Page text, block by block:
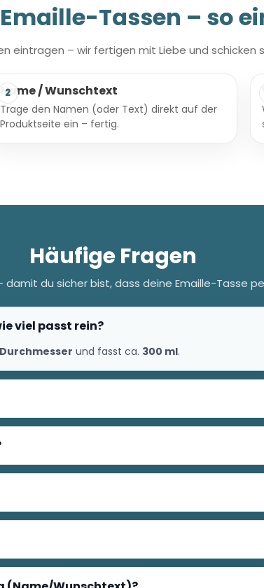
Tassen – so
eintragen – wir fertigen mit Liebe und schicken
2
Name / Wunschtext
Trage den Namen (oder Text) direkt auf der
Produktseite ein – fertig.
Häufige Fragen
du sicher bist, dass deine Emaille-Tasse
viel passt rein?
und fasst ca. 300 ml.